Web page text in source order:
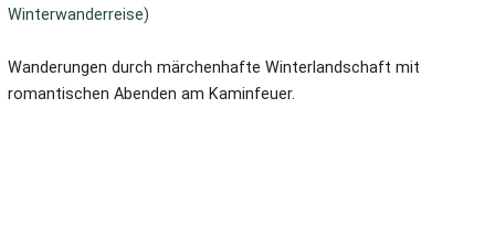
Winterwanderreise)
Wanderungen durch märchenhafte Winterlandschaft mit
romantischen Abenden am Kaminfeuer.